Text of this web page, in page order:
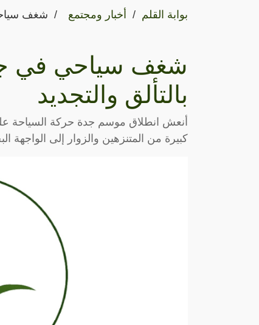
بوابة القلم أخبار ومجتمع شغف
شغف سياحي في
بالتألق والتجديد
أنعش انطلاق موسم جدة حركة السياحة
كبيرة من المتنزهين والزوار إلى الواجهة